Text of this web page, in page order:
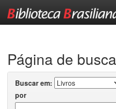
Página de busca
Buscar em:
por